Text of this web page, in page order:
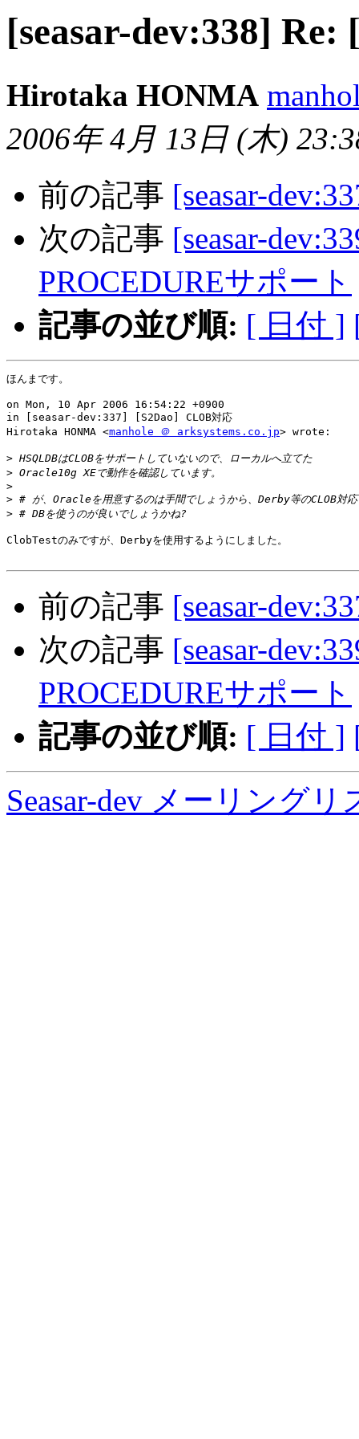
[seasar-dev:338]
Hirotaka HONMA
2006年 4月 13日 (木)
前の記事 [seasar-
次の記事 [seasar-
PROCEDUREサポート
記事の並び順: [ 日付 ]
ほんまです。
on Mon, 10 Apr 2006 16:54:22 +0900
in [seasar-dev:337] [S2Dao] CLOB対応
Hirotaka HONMA <manhole ＠ arksystems.co.jp> wrote:
>
>
>
>
>
ClobTestのみですが、Derbyを使用するようにしました。
前の記事 [seasar-
次の記事 [seasar-
PROCEDUREサポート
記事の並び順: [ 日付 ]
Seasar-dev メーリング